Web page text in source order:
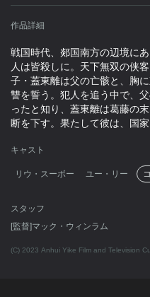
作品詳細
戦国時代、郯国南方の辺境に
人は皆殺しに。天下無双の侠
子・蓋東離は父の亡骸と、胸
讐を誓う。犯人を追う中で、
ったと知り、蓋東離は葛藤の
断を下す。果たして彼は、国
キャスト
リウ・スーボー ユー・リー
スタッフ
[監督]マック・ウィンラム
(C) 2023 Anhui Yike Film and Television